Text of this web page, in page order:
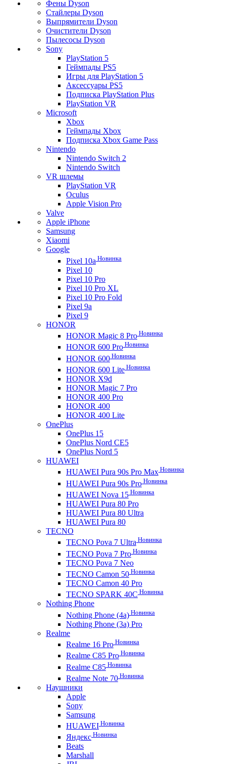
Фены Dyson
Стайлеры Dyson
Выпрямители Dyson
Очистители Dyson
Пылесосы Dyson
Sony
PlayStation 5
Геймпады PS5
Игры для PlayStation 5
Аксессуары PS5
Подписка PlayStation Plus
PlayStation VR
Microsoft
Xbox
Геймпады Xbox
Подписка Xbox Game Pass
Nintendo
Nintendo Switch 2
Nintendo Switch
VR шлемы
PlayStation VR
Oculus
Apple Vision Pro
Valve
Apple iPhone
Samsung
Xiaomi
Google
Pixel 10a Новинка
Pixel 10
Pixel 10 Pro
Pixel 10 Pro XL
Pixel 10 Pro Fold
Pixel 9a
Pixel 9
HONOR
HONOR Magic 8 Pro Новинка
HONOR 600 Pro Новинка
HONOR 600 Новинка
HONOR 600 Lite Новинка
HONOR X9d
HONOR Magic 7 Pro
HONOR 400 Pro
HONOR 400
HONOR 400 Lite
OnePlus
OnePlus 15
OnePlus Nord CE5
OnePlus Nord 5
HUAWEI
HUAWEI Pura 90s Pro Max Новинка
HUAWEI Pura 90s Pro Новинка
HUAWEI Nova 15 Новинка
HUAWEI Pura 80 Pro
HUAWEI Pura 80 Ultra
HUAWEI Pura 80
TECNO
TECNO Pova 7 Ultra Новинка
TECNO Pova 7 Pro Новинка
TECNO Pova 7 Neo
TECNO Camon 50 Новинка
TECNO Camon 40 Pro
TECNO SPARK 40C Новинка
Nothing Phone
Nothing Phone (4a) Новинка
Nothing Phone (3a) Pro
Realme
Realme 16 Pro Новинка
Realme C85 Pro Новинка
Realme C85 Новинка
Realme Note 70 Новинка
Наушники
Apple
Sony
Samsung
HUAWEI Новинка
Яндекс Новинка
Beats
Marshall